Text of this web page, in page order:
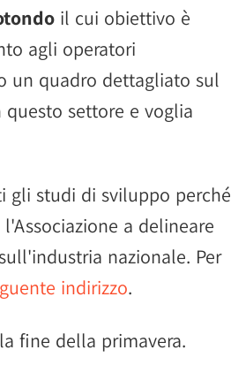
il cui obiettivo è
agli operatori
un quadro dettagliato sul
settore e voglia
gli studi di sviluppo perché
a delineare
nazionale. Per
indirizzo.
fine della primavera.